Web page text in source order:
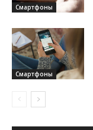
Смартфоны
Смартфоны